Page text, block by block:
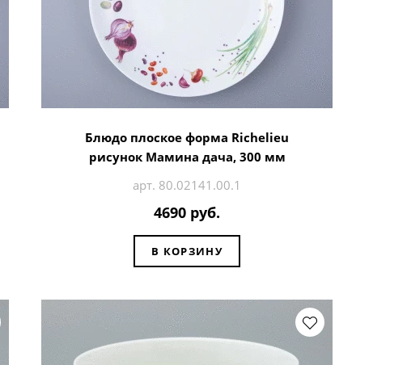
Блюдо плоское форма Richelieu
рисунок Мамина дача, 300 мм
арт. 80.02141.00.1
4690 руб.
В КОРЗИНУ